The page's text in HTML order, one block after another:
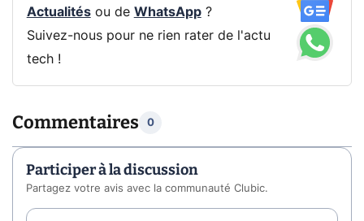
Actualitésou de WhatsApp?
Suivez-nous pour ne rien rater de l'actu
tech !
Commentaires 0
Participer à la discussion
Partagez votre avis avec la communauté Clubic.